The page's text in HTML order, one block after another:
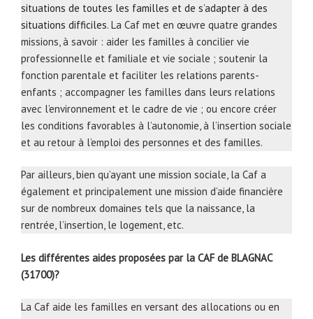
situations de toutes les familles et de s’adapter à des
situations difficiles. La Caf met en œuvre quatre grandes
missions, à savoir : aider les familles à concilier vie
professionnelle et familiale et vie sociale ; soutenir la
fonction parentale et faciliter les relations parents-
enfants ; accompagner les familles dans leurs relations
avec l’environnement et le cadre de vie ; ou encore créer
les conditions favorables à l’autonomie, à l’insertion sociale
et au retour à l’emploi des personnes et des familles.
Par ailleurs, bien qu’ayant une mission sociale, la Caf a
également et principalement une mission d’aide financière
sur de nombreux domaines tels que la naissance, la
rentrée, l’insertion, le logement, etc.
Les différentes aides proposées par la CAF de BLAGNAC
(31700)?
La Caf aide les familles en versant des allocations ou en